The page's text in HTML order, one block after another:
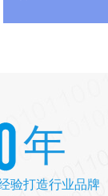
年
验打造行业品牌